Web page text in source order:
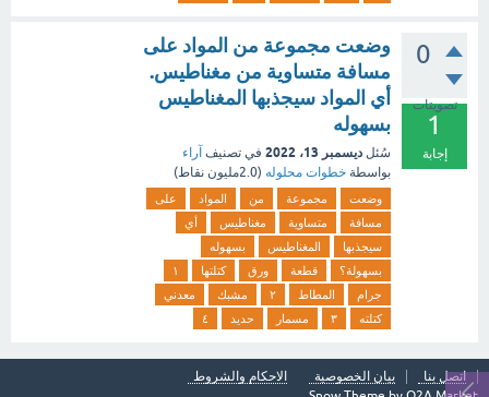
0
تصويتات
1
إجابة
وضعت مجموعة من المواد على
مسافة متساوية من مغناطيس.
أي المواد سيجذبها المغناطيس
بسهوله
سُئل ديسمبر 13، 2022 في تصنيف آراء
بواسطة خطوات محلوله (2.0مليون نقاط)
وضعت مجموعة من المواد
على
مسافة
متساوية مغناطيس
أي
سيجذبها
المغناطيس
بسهوله
بسهولة؟
قطعة ورق كتلتها
١
جرام
المطاط ٢ مشبك
معدني
كتلته
٣ مسمار حديد ٤
اتصل بنا بيان الخصوصية
الاحكام والشروط